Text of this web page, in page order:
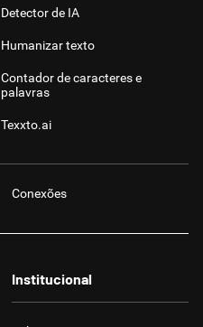
Detector de IA
Humanizar texto
Contador de caracteres e
palavras
Texxto.ai
Conexões
Institucional